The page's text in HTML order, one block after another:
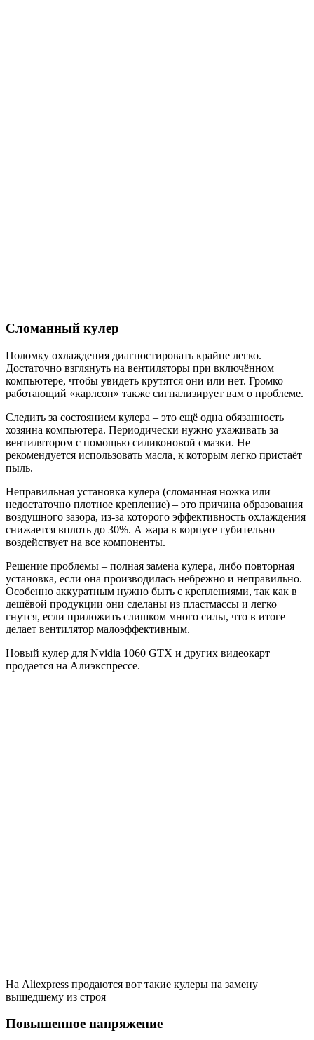
Сломанный кулер
Поломку охлаждения диагностировать крайне легко.
Достаточно взглянуть на вентиляторы при включённом
компьютере, чтобы увидеть крутятся они или нет. Громко
работающий «карлсон» также сигнализирует вам о проблеме.
Следить за состоянием кулера – это ещё одна обязанность
хозяина компьютера. Периодически нужно ухаживать за
вентилятором с помощью силиконовой смазки. Не
рекомендуется использовать масла, к которым легко пристаёт
пыль.
Неправильная установка кулера (сломанная ножка или
недостаточно плотное крепление) – это причина образования
воздушного зазора, из-за которого эффективность охлаждения
снижается вплоть до 30%. А жара в корпусе губительно
воздействует на все компоненты.
Решение проблемы – полная замена кулера, либо повторная
установка, если она производилась небрежно и неправильно.
Особенно аккуратным нужно быть с креплениями, так как в
дешёвой продукции они сделаны из пластмассы и легко
гнутся, если приложить слишком много силы, что в итоге
делает вентилятор малоэффективным.
Новый кулер для Nvidia 1060 GTX и других видеокарт
продается на Алиэкспрессе.
На Aliexpress продаются вот такие кулеры на замену
вышедшему из строя
Повышенное напряжение